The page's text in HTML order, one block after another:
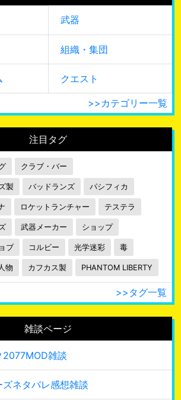
武器
組織・集団
クエスト
>>カテゴリー一覧
注目タグ
クラブ・バー
製 バッドランズ パシフィカ
ロケットランチャー テステラ
武器メーカー ショップ
ブ コルビー 光学迷彩 毒
物 カフカス製 PHANTOM LIBERTY
>>タグ一覧
雑談ページ
2077MOD雑談
ネタバレ感想雑談